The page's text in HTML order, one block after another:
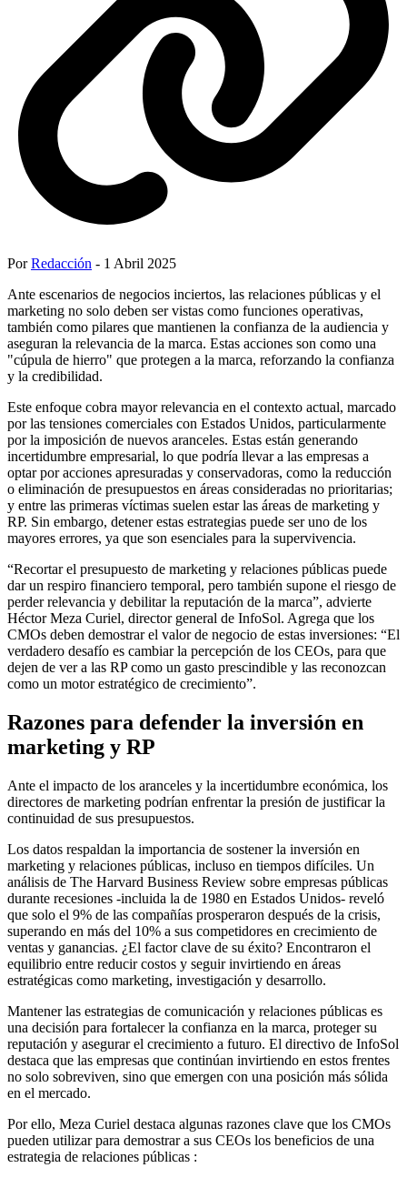
PorRedacción - 1 Abril 2025
Ante escenarios de negocios inciertos, las relaciones públicas y el
marketing no solo deben ser vistas como funciones operativas,
también como pilares que mantienen la confianza de la audiencia y
aseguran la relevancia de la marca. Estas acciones son como una
"cúpula de hierro" que protegen a la marca, reforzando la confianza
y la credibilidad.
Este enfoque cobra mayor relevancia en el contexto actual, marcado
por las tensiones comerciales con Estados Unidos, particularmente
por la imposición de nuevos aranceles. Estas están generando
incertidumbre empresarial, lo que podría llevar a las empresas a
optar por acciones apresuradas y conservadoras, como la reducción
o eliminación de presupuestos en áreas consideradas no prioritarias;
y entre las primeras víctimas suelen estar las áreas de marketing y
RP. Sin embargo, detener estas estrategias puede ser uno de los
mayores errores, ya que son esenciales para la supervivencia.
“Recortar el presupuesto de marketing y relaciones públicas puede
dar un respiro financiero temporal, pero también supone el riesgo de
perder relevancia y debilitar la reputación de la marca”, advierte
Héctor Meza Curiel, director general de InfoSol. Agrega que los
CMOs deben demostrar el valor de negocio de estas inversiones: “El
verdadero desafío es cambiar la percepción de los CEOs, para que
dejen de ver a las RP como un gasto prescindible y las reconozcan
como un motor estratégico de crecimiento”.
Razones para defender la inversión en
marketing y RP
Ante el impacto de los aranceles y la incertidumbre económica, los
directores de marketing podrían enfrentar la presión de justificar la
continuidad de sus presupuestos.
Los datos respaldan la importancia de sostener la inversión en
marketing y relaciones públicas, incluso en tiempos difíciles. Un
análisis de The Harvard Business Review sobre empresas públicas
durante recesiones -incluida la de 1980 en Estados Unidos- reveló
que solo el 9% de las compañías prosperaron después de la crisis,
superando en más del 10% a sus competidores en crecimiento de
ventas y ganancias. ¿El factor clave de su éxito? Encontraron el
equilibrio entre reducir costos y seguir invirtiendo en áreas
estratégicas como marketing, investigación y desarrollo.
Mantener las estrategias de comunicación y relaciones públicas es
una decisión para fortalecer la confianza en la marca, proteger su
reputación y asegurar el crecimiento a futuro. El directivo de InfoSol
destaca que las empresas que continúan invirtiendo en estos frentes
no solo sobreviven, sino que emergen con una posición más sólida
en el mercado.
Por ello, Meza Curiel destaca algunas razones clave que los CMOs
pueden utilizar para demostrar a sus CEOs los beneficios de una
estrategia de relaciones públicas :